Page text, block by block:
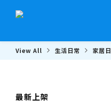
View All 生活日常 家居
最新上架